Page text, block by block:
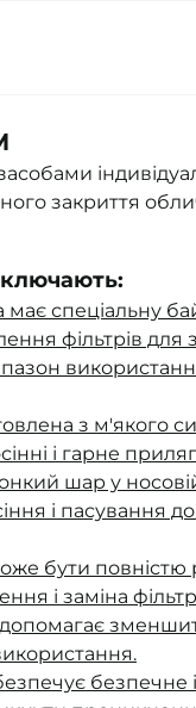
закриття
спеціальну
фільтрів для
з м'якого
і гарне
шар у
і пасування
бути повністю
і заміна
допомагає
безпечне